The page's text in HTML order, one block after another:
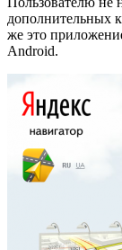
дополнительных
же это
Android.